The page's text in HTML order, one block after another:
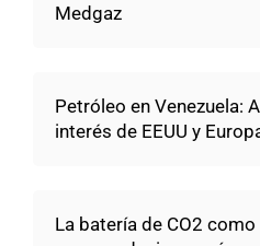
Medgaz
Petróleo en Venezuela:
interés de EEUU y
La batería de CO2